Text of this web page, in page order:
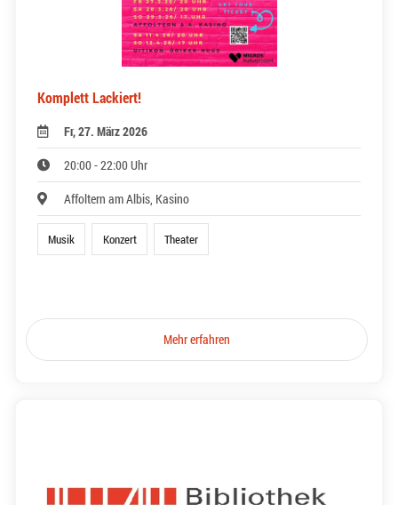
Komplett Lackiert!
Fr, 27. März 2026
20:00 - 22:00 Uhr
Affoltern am Albis, Kasino
Musik Konzert Theater
Mehr erfahren